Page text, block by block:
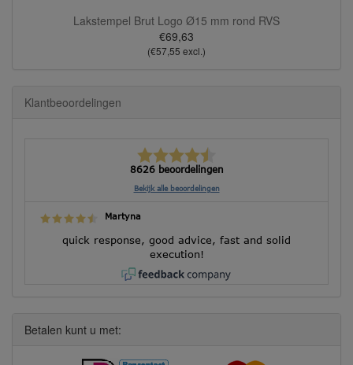
Lakstempel Brut Logo Ø15 mm rond RVS
€69,63
(€57,55 excl.)
Klantbeoordelingen
8626 beoordelingen
Bekijk alle beoordelingen
Martyna
quick response, good advice, fast and solid
execution!
Betalen kunt u met: